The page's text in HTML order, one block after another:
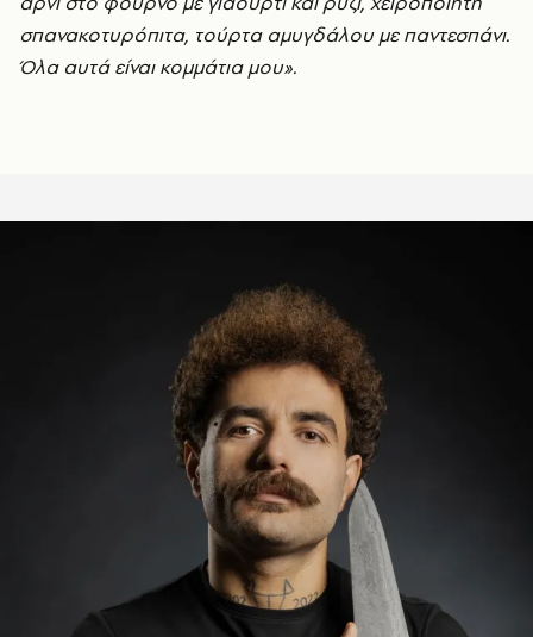
σπανακοτυρόπιτα, τούρτα αμυγδάλου με παντεσπάνι.
Όλα αυτά είναι κομμάτια μου».